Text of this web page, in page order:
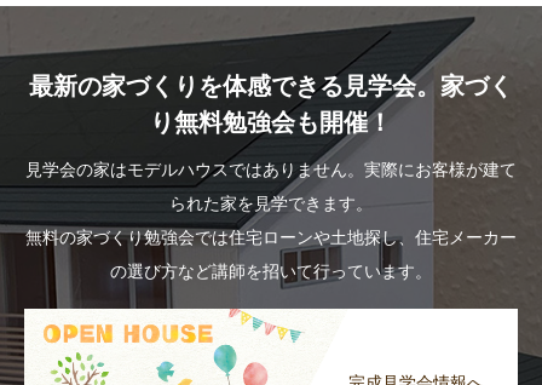
最新の家づくりを体感できる見学会。家づく
り無料勉強会も開催！
見学会の家はモデルハウスではありません。実際にお客様が建て
られた家を見学できます。
無料の家づくり勉強会では住宅ローンや土地探し、住宅メーカー
の選び方など講師を招いて行っています。